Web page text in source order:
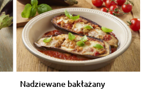
Nadziewane bakłażany